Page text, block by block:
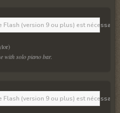
Flash (version 9 ou plus) est
with solo piano bar.
Flash (version 9 ou plus) est